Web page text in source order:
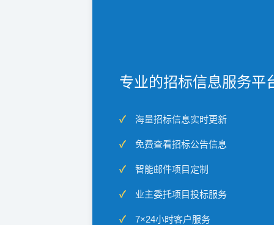
专业的招标信息服务平
海量招标信息实时更新
免费查看招标公告信息
智能邮件项目定制
业主委托项目投标服务
7×24小时客户服务